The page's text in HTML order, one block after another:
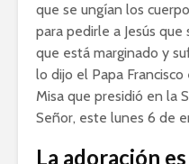
que se ungían los
para pedirle a Jesús
que está marginado y
lo dijo el Papa
Misa que presidió en la
Señor, este lunes 6 de
La adoración